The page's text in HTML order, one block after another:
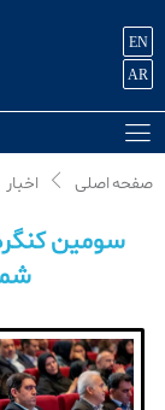
EN
AR
صفحه اصلی اخبار
سومین